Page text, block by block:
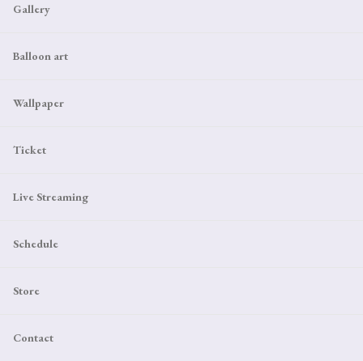
Gallery
Balloon art
Wallpaper
Ticket
Live Streaming
Schedule
Store
Contact